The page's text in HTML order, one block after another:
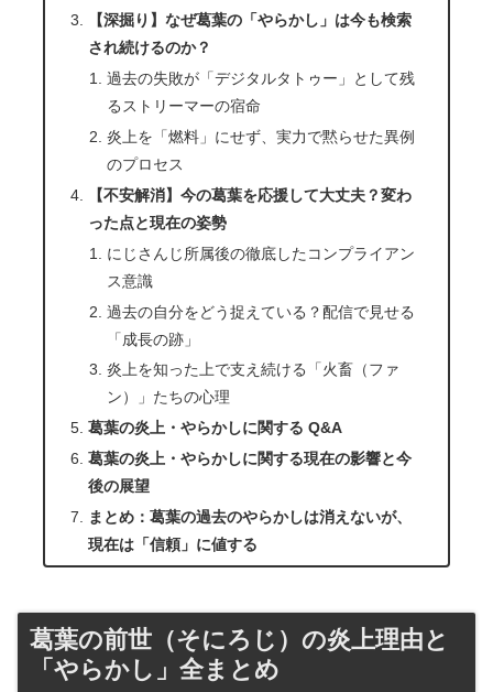
【深掘り】なぜ葛葉の「やらかし」は今も検索
され続けるのか？
過去の失敗が「デジタルタトゥー」として残
るストリーマーの宿命
炎上を「燃料」にせず、実力で黙らせた異例
のプロセス
【不安解消】今の葛葉を応援して大丈夫？変わ
った点と現在の姿勢
にじさんじ所属後の徹底したコンプライアン
ス意識
過去の自分をどう捉えている？配信で見せる
「成長の跡」
炎上を知った上で支え続ける「火畜（ファ
ン）」たちの心理
葛葉の炎上・やらかしに関する Q&A
葛葉の炎上・やらかしに関する現在の影響と今
後の展望
まとめ：葛葉の過去のやらかしは消えないが、
現在は「信頼」に値する
葛葉の前世（そにろじ）の炎上理由と
「やらかし」全まとめ